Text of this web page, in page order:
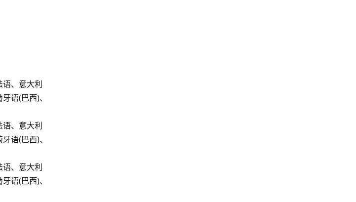
语、意大利
语(巴西)、
语、意大利
语(巴西)、
语、意大利
语(巴西)、